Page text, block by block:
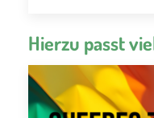
Hierzu passt